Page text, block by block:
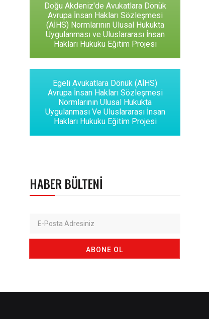
Doğu Akdeniz'de Avukatlara Dönük
Avrupa İnsan Hakları Sözleşmesi
(AİHS) Normlarının Ulusal Hukukta
Uygulanması ve Uluslararası İnsan
Hakları Hukuku Eğitim Projesi
Egeli Avukatlara Dönük (AİHS)
Avrupa İnsan Hakları Sözleşmesi
Normlarının Ulusal Hukukta
Uygulanması Ve Uluslararası İnsan
Hakları Hukuku Eğitim Projesi
HABER BÜLTENI